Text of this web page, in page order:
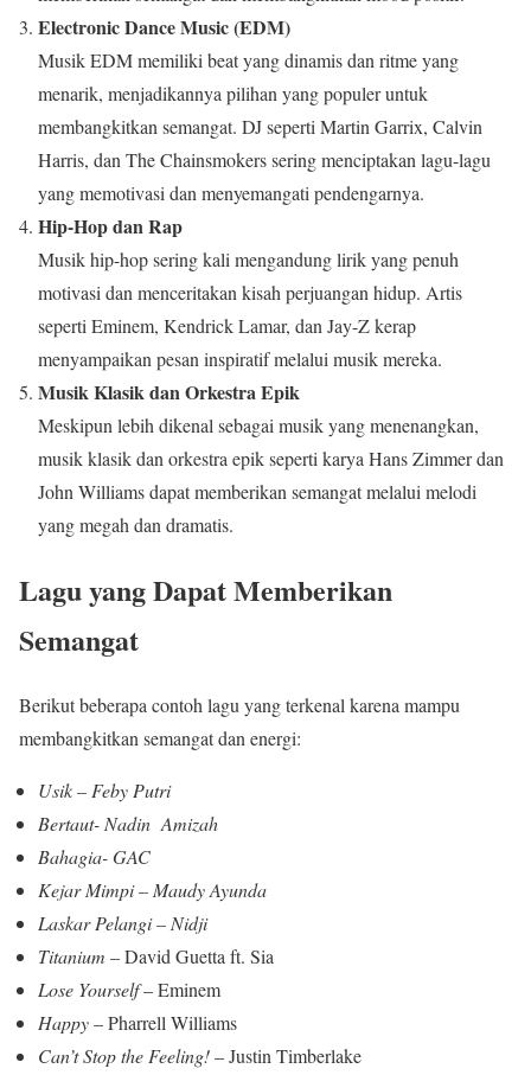
Electronic Dance Music (EDM)
Musik EDM memiliki beat yang dinamis dan ritme yang
menarik, menjadikannya pilihan yang populer untuk
membangkitkan semangat. DJ seperti Martin Garrix, Calvin
Harris, dan The Chainsmokers sering menciptakan lagu-lagu
yang memotivasi dan menyemangati pendengarnya.
Hip-Hop dan Rap
Musik hip-hop sering kali mengandung lirik yang penuh
motivasi dan menceritakan kisah perjuangan hidup. Artis
seperti Eminem, Kendrick Lamar, dan Jay-Z kerap
menyampaikan pesan inspiratif melalui musik mereka.
Musik Klasik dan Orkestra Epik
Meskipun lebih dikenal sebagai musik yang menenangkan,
musik klasik dan orkestra epik seperti karya Hans Zimmer dan
John Williams dapat memberikan semangat melalui melodi
yang megah dan dramatis.
Lagu yang Dapat Memberikan
Semangat
Berikut beberapa contoh lagu yang terkenal karena mampu
membangkitkan semangat dan energi:
Usik – Feby Putri
Bertaut- Nadin Amizah
Bahagia- GAC
Kejar Mimpi – Maudy Ayunda
Laskar Pelangi – Nidji
Titanium – David Guetta ft. Sia
Lose Yourself– Eminem
Happy– Pharrell Williams
Can’t Stop the Feeling!– Justin Timberlake